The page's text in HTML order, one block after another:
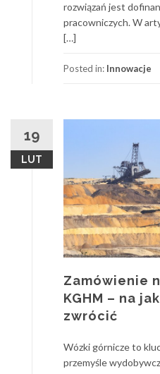
rozwiązań jest
pracowniczych. W
[…]
Posted in: Innowacje
19
LUT
Zamówienie
KGHM – na
zwrócić
Wózki górnicze to
przemyśle